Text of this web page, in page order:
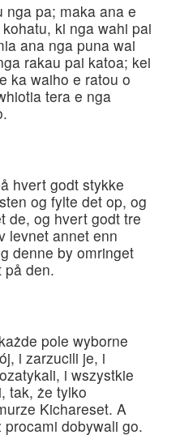
nga pa; maka ana e
ki nga wahi pai
ana nga puna wai
rakau pai katoa; kei
ka waiho e ratou o
tera e nga
hvert godt stykke
og fylte det op, og
de, og hvert godt tre
levnet annet enn
denne by omringet
på den.
pole wyborne
i zarzucili je, i
i wszystkie
tak, że tylko
Kichareset. A
procami dobywali go.